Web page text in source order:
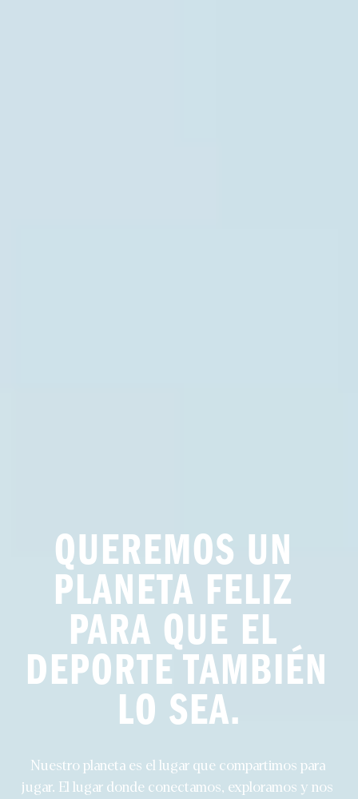
QUEREMOS UN
PLANETA FELIZ
PARA QUE EL
DEPORTE TAMBIÉN
LO SEA.
Nuestro planeta es el lugar que compartimos para
jugar. El lugar donde conectamos, exploramos y nos